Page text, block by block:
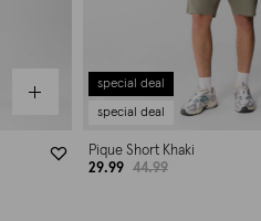
special deal
special deal
Pique Short Khaki
29.99
44.99